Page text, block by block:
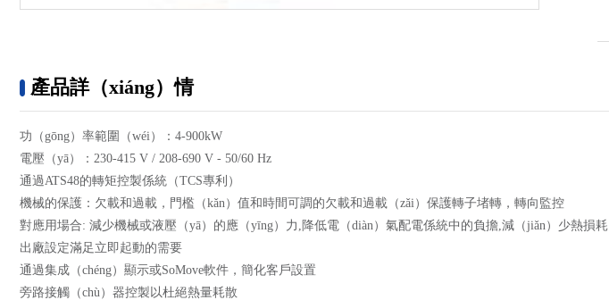
產品詳（xiáng）情
功（gōng）率範圍（wéi）：4-900kW
電壓（yā）：230-415 V / 208-690 V - 50/60 Hz
通過ATS48的轉矩控製係統（TCS專利）
機械的保護：欠載和過載，門檻（kǎn）值和時間可調的欠載和過載（zǎi）保護轉子堵轉，轉向監控
對應用場合: 減少機械或液壓（yā）的應（yīng）力,降低電（diàn）氣配電係統中的負擔,減（jiǎn）少熱損耗
出廠設定滿足立即起動的需要
通過集成（chéng）顯示或SoMove軟件，簡化客戶設置
旁路接觸（chù）器控製以杜絕熱量耗散